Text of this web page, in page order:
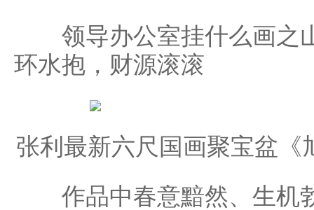
领导办公室挂什么画之
环水抱，财源滚滚
张利最新六尺国画聚宝盆《
作品中春意黯然、生机